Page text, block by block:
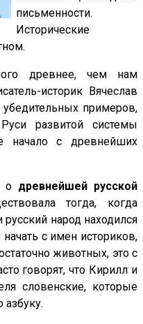
письменности.
Исторические
древнее, чем нам
историк Вячеслав
примеров,
развитой системы
начало с древнейших
о древнейшей русской
тогда, когда
народ находился
начать с имен историков,
животных, это с
говорят, что Кирилл и
словенские, которые